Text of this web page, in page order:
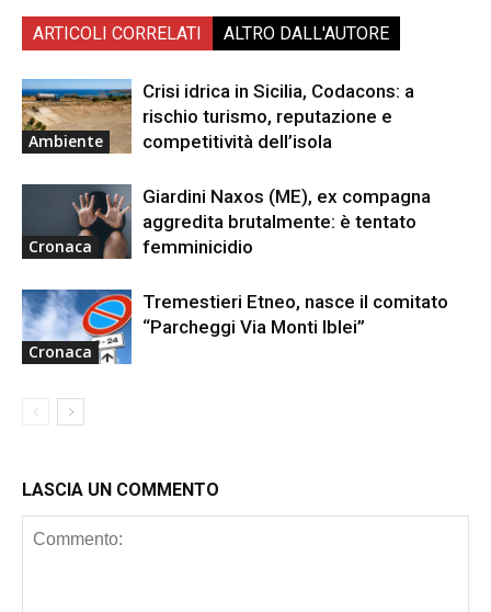
ARTICOLI CORRELATI ALTRO DALL'AUTORE
Ambiente
Crisi idrica in Sicilia, Codacons: a
rischio turismo, reputazione e
competitività dell’isola
Cronaca
Giardini Naxos (ME), ex compagna
aggredita brutalmente: è tentato
femminicidio
Cronaca
Tremestieri Etneo, nasce il comitato
“Parcheggi Via Monti Iblei”
LASCIA UN COMMENTO